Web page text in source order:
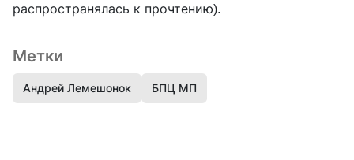
распространялась к прочтению).
Метки
Андрей Лемешонок БПЦ МП